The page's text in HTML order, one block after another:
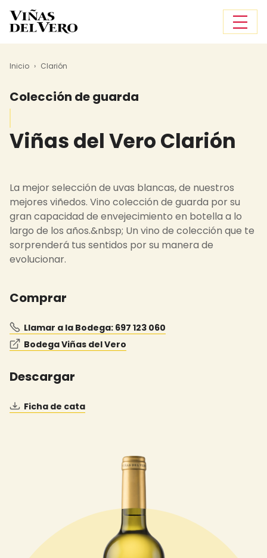
Sobrescribir enlaces de ayuda
Inicio Clarión
Colección de guarda
Viñas del VeroClarión
La mejor selección de uvas blancas, de nuestros
mejores viñedos. Vino colección de guarda por su
gran capacidad de envejecimiento en botella a lo
largo de los años.&nbsp; Un vino de colección que te
sorprenderá tus sentidos por su manera de
evolucionar.
Comprar
Llamar a la Bodega: 697 123 060
Bodega Viñas del Vero
Descargar
Ficha de cata